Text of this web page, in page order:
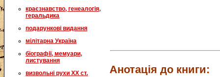
краєзнавство, генеалогія,
геральдика
подарункові видання
мілітарна Україна
біографії, мемуари,
листування
визвольні рухи XX ст.
Анотація до книги: